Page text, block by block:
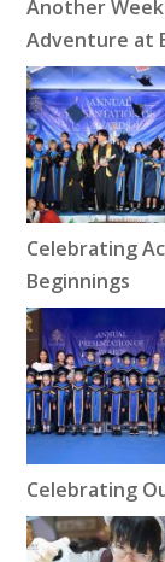
Another
Adventure at
Celebrating
Beginnings
Celebrating